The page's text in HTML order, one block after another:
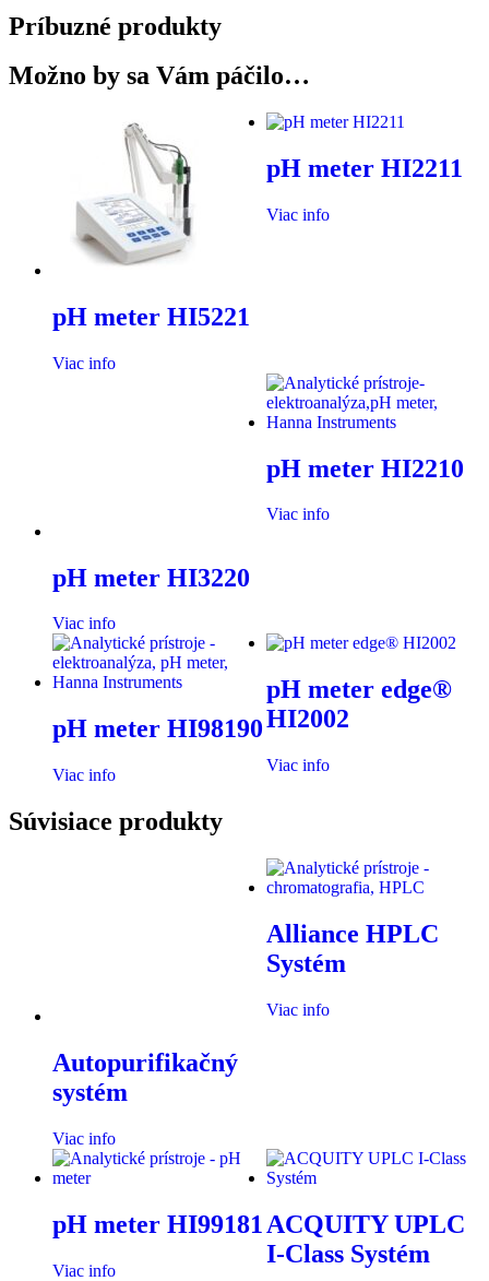
Príbuzné produkty
Možno by sa Vám páčilo…
pH meter HI5221
Viac info
pH meter HI2211
Viac info
pH meter HI3220
Viac info
pH meter HI2210
Viac info
pH meter HI98190
Viac info
pH meter edge®
HI2002
Viac info
Súvisiace produkty
Autopurifikačný
systém
Viac info
Alliance HPLC
Systém
Viac info
pH meter HI99181
Viac info
ACQUITY UPLC
I-Class Systém